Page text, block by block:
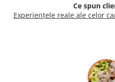
Ce spun
Experiențele reale ale celor